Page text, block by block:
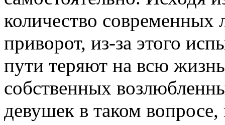
количество
приворот, из-за этого
пути теряют на всю
собственных
девушек в таком